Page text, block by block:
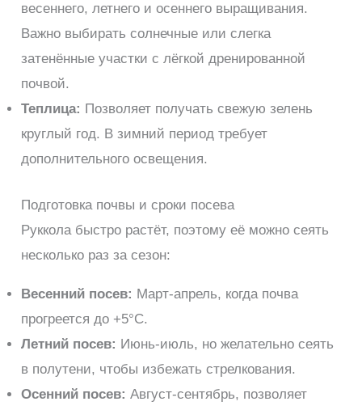
весеннего, летнего и осеннего выращивания.
Важно выбирать солнечные или слегка
затенённые участки с лёгкой дренированной
почвой.
Теплица: Позволяет получать свежую зелень
круглый год. В зимний период требует
дополнительного освещения.
Подготовка почвы и сроки посева
Руккола быстро растёт, поэтому её можно сеять
несколько раз за сезон:
Весенний посев: Март-апрель, когда почва
прогреется до +5°C.
Летний посев: Июнь-июль, но желательно сеять
в полутени, чтобы избежать стрелкования.
Осенний посев: Август-сентябрь, позволяет